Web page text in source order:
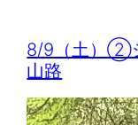
8/9（土）②
山路